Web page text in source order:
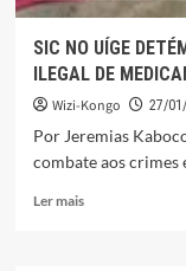
SIC NO UÍGE
ILEGAL DE
Wizi-Kongo 27/
Por Jeremias
combate aos crimes
Ler maisLeia